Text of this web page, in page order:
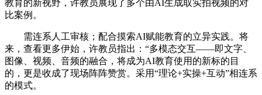
教育的新视野，许教员展现了多个由AI生成取实拍视频的对
比案例。
需连系人工审核；配合摸索AI赋能教育的立异实践。将
来，查看更多伊始，许教员指出：“多模态交互——即文字、
图像、视频、音频的融合，将成为AI教育使用的新标的目
的，更是收成了现场阵阵赞赏。采用“理论+实操+互动”相连系
的模式。